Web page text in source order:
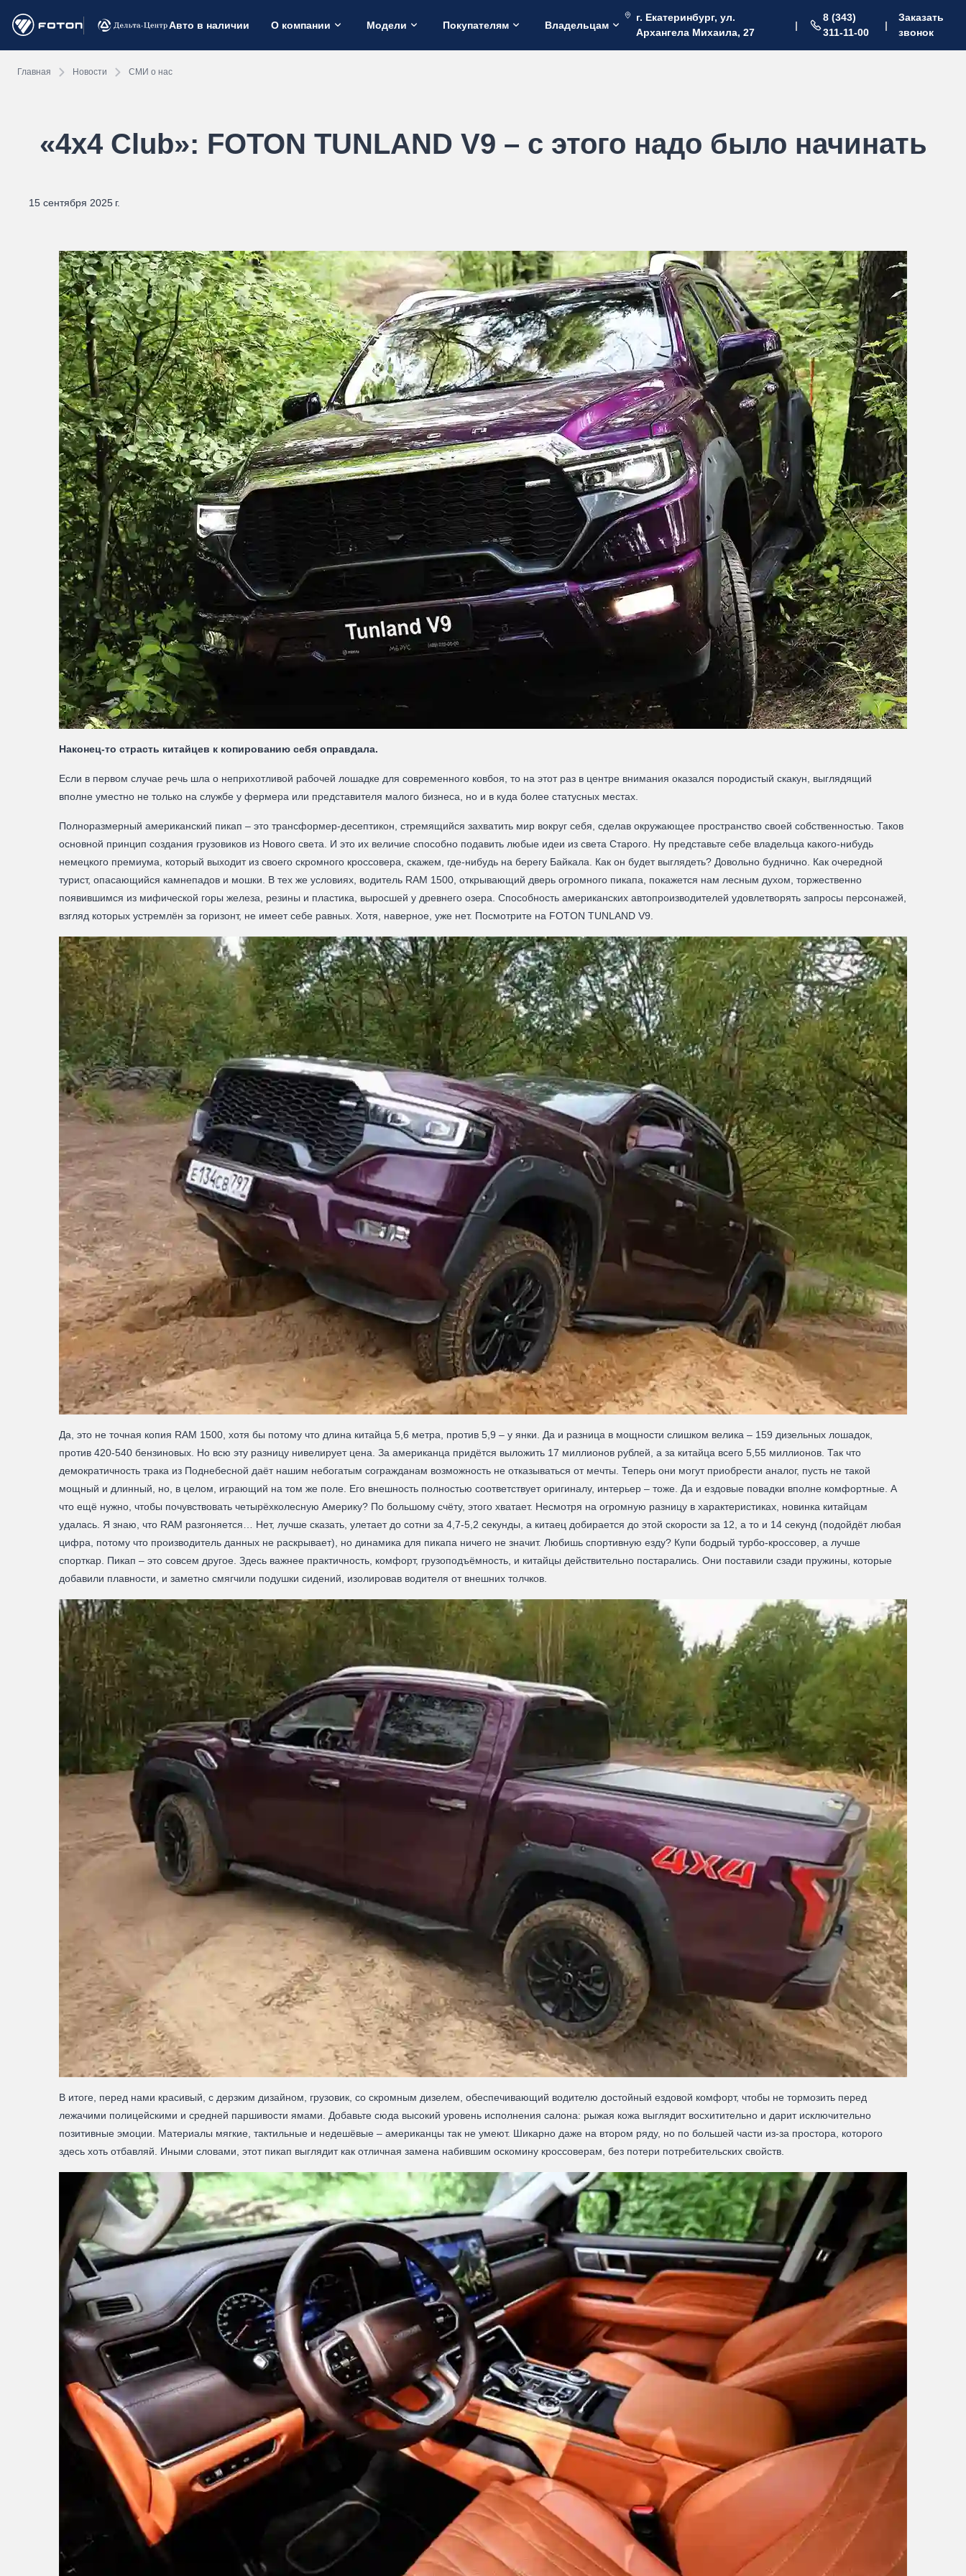
Авто в наличии О компании Модели Покупателям Владельцам
г. Екатеринбург, ул.
Архангела Михаила, 27
|
8 (343)
311-11-00
|
Заказать
звонок
Главная Новости СМИ о нас
«4x4 Club»: FOTON TUNLAND V9 – с этого надо было начинать
15 сентября 2025 г.
Наконец-то страсть китайцев к копированию себя оправдала.
Если в первом случае речь шла о неприхотливой рабочей лошадке для современного ковбоя, то на этот раз в центре внимания оказался породистый скакун, выглядящий
вполне уместно не только на службе у фермера или представителя малого бизнеса, но и в куда более статусных местах.
Полноразмерный американский пикап – это трансформер-десептикон, стремящийся захватить мир вокруг себя, сделав окружающее пространство своей собственностью. Таков
основной принцип создания грузовиков из Нового света. И это их величие способно подавить любые идеи из света Старого. Ну представьте себе владельца какого-нибудь
немецкого премиума, который выходит из своего скромного кроссовера, скажем, где-нибудь на берегу Байкала. Как он будет выглядеть? Довольно буднично. Как очередной
турист, опасающийся камнепадов и мошки. В тех же условиях, водитель RAM 1500, открывающий дверь огромного пикапа, покажется нам лесным духом, торжественно
появившимся из мифической горы железа, резины и пластика, выросшей у древнего озера. Способность американских автопроизводителей удовлетворять запросы персонажей,
взгляд которых устремлён за горизонт, не имеет себе равных. Хотя, наверное, уже нет. Посмотрите на FOTON TUNLAND V9.
Да, это не точная копия RAM 1500, хотя бы потому что длина китайца 5,6 метра, против 5,9 – у янки. Да и разница в мощности слишком велика – 159 дизельных лошадок,
против 420-540 бензиновых. Но всю эту разницу нивелирует цена. За американца придётся выложить 17 миллионов рублей, а за китайца всего 5,55 миллионов. Так что
демократичность трака из Поднебесной даёт нашим небогатым согражданам возможность не отказываться от мечты. Теперь они могут приобрести аналог, пусть не такой
мощный и длинный, но, в целом, играющий на том же поле. Его внешность полностью соответствует оригиналу, интерьер – тоже. Да и ездовые повадки вполне комфортные. А
что ещё нужно, чтобы почувствовать четырёхколесную Америку? По большому счёту, этого хватает. Несмотря на огромную разницу в характеристиках, новинка китайцам
удалась. Я знаю, что RAM разгоняется… Нет, лучше сказать, улетает до сотни за 4,7-5,2 секунды, а китаец добирается до этой скорости за 12, а то и 14 секунд (подойдёт любая
цифра, потому что производитель данных не раскрывает), но динамика для пикапа ничего не значит. Любишь спортивную езду? Купи бодрый турбо-кроссовер, а лучше
спорткар. Пикап – это совсем другое. Здесь важнее практичность, комфорт, грузоподъёмность, и китайцы действительно постарались. Они поставили сзади пружины, которые
добавили плавности, и заметно смягчили подушки сидений, изолировав водителя от внешних толчков.
В итоге, перед нами красивый, с дерзким дизайном, грузовик, со скромным дизелем, обеспечивающий водителю достойный ездовой комфорт, чтобы не тормозить перед
лежачими полицейскими и средней паршивости ямами. Добавьте сюда высокий уровень исполнения салона: рыжая кожа выглядит восхитительно и дарит исключительно
позитивные эмоции. Материалы мягкие, тактильные и недешёвые – американцы так не умеют. Шикарно даже на втором ряду, но по большей части из-за простора, которого
здесь хоть отбавляй. Иными словами, этот пикап выглядит как отличная замена набившим оскомину кроссоверам, без потери потребительских свойств.